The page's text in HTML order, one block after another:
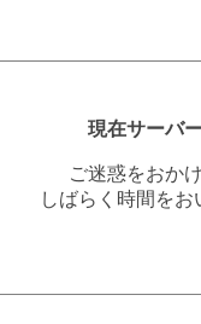
現在サーバ
ご迷惑をおか
しばらく時間を